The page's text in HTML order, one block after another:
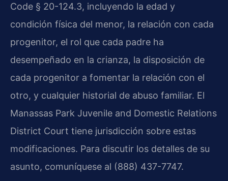
Code § 20-124.3, incluyendo la edad y
condición física del menor, la relación con cada
progenitor, el rol que cada padre ha
desempeñado en la crianza, la disposición de
cada progenitor a fomentar la relación con el
otro, y cualquier historial de abuso familiar. El
Manassas Park Juvenile and Domestic Relations
District Court tiene jurisdicción sobre estas
modificaciones. Para discutir los detalles de su
asunto, comuníquese al (888) 437-7747.